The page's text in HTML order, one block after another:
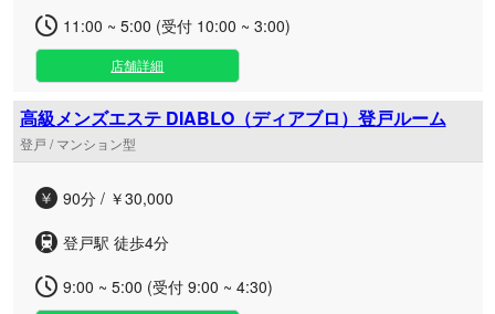
11:00 ~ 5:00 (受付 10:00 ~ 3:00)
店舗詳細
高級メンズエステ DIABLO（ディアブロ）登戸ルーム
登戸 / マンション型
90分 / ￥30,000
登戸駅 徒歩4分
9:00 ~ 5:00 (受付 9:00 ~ 4:30)